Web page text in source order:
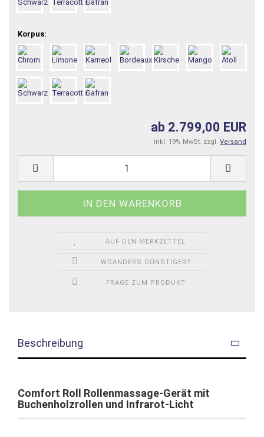
Korpus:
ab 2.799,00 EUR
inkl. 19% MwSt. zzgl. Versand
AUF DEN MERKZETTEL
WOANDERS GÜNSTIGER?
FRAGE ZUM PRODUKT
Beschreibung
Comfort Roll Rollenmassage-Gerät mit
Buchenholzrollen und Infrarot-Licht